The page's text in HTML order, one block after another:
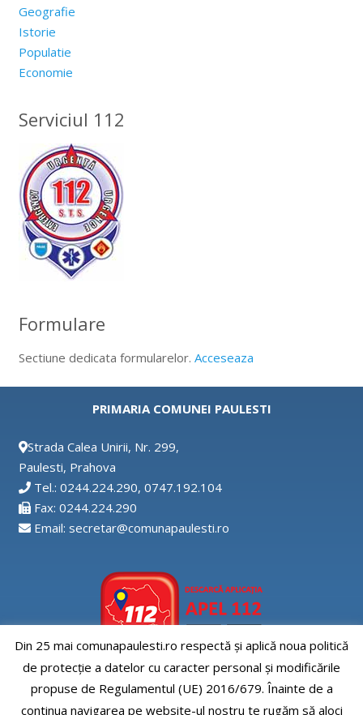
Geografie
Istorie
Populatie
Economie
Serviciul 112
Formulare
Sectiune dedicata formularelor. Acceseaza
PRIMARIA COMUNEI PAULESTI
Strada Calea Unirii, Nr. 299,
Paulesti, Prahova
Tel.: 0244.224.290, 0747.192.104
Fax: 0244.224.290
Email: secretar@comunapaulesti.ro
Aplicatia APEL112
Din 25 mai comunapaulesti.ro respectă și aplică noua politică
de protecție a datelor cu caracter personal și modificările
propuse de Regulamentul (UE) 2016/679. Înainte de a
continua navigarea pe website-ul nostru te rugăm să aloci